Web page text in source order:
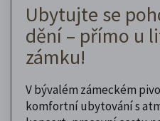
Ubytujte se
dění – přímo u
zámku!
V bývalém zámeckém
komfortní ubytování s